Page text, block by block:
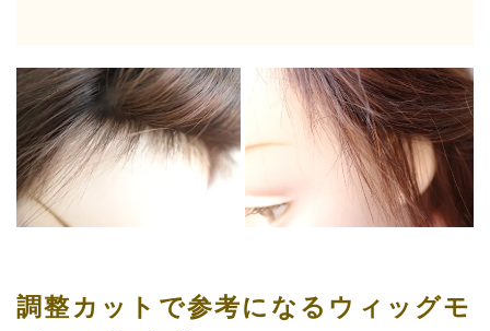
調整カットで参考になるウィッグモ